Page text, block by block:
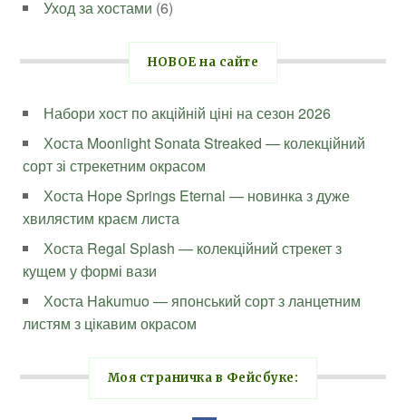
Уход за хостами (6)
НОВОЕ на сайте
Набори хост по акційній ціні на сезон 2026
Хоста Moonlight Sonata Streaked — колекційний
сорт зі стрекетним окрасом
Хоста Hope Springs Eternal — новинка з дуже
хвилястим краєм листа
Хоста Regal Splash — колекційний стрекет з
кущем у формі вази
Хоста Hakumuo — японський сорт з ланцетним
листям з цікавим окрасом
Моя страничка в Фейсбуке: